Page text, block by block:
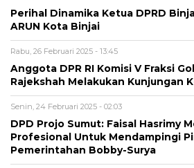
Perihal Dinamika Ketua DPRD
ARUN Kota Binjai
Rabu, 26 Februari 2025 - 13:45
Anggota DPR RI Komisi V Fraksi
Rajekshah Melakukan Kunjungan
Senin, 24 Februari 2025 - 02:03
DPD Projo Sumut: Faisal Hasrimy
Profesional Untuk Mendampingi
Pemerintahan Bobby-Surya